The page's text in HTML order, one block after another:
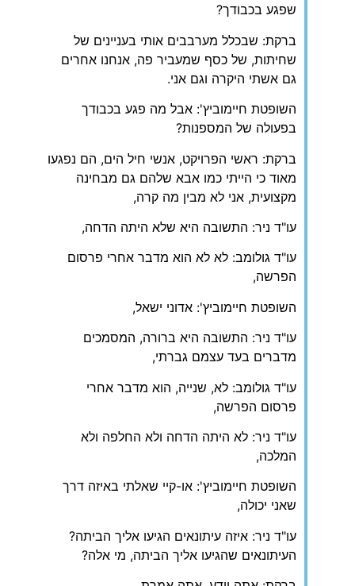
שפגע בכבודך?
ברקת: שבכלל מערבבים אותי בעניינים של
שחיתות, של כסף שמעביר פה, אנחנו אחרים
גם אשתי היקרה וגם אני.
השופטת חיימוביץ': אבל מה פגע בכבודך
בפעולה של המספנות?
ברקת: ראשי הפרויקט, אנשי חיל הים, הם נפגעו
מאוד כי הייתי כמו אבא שלהם גם מבחינה
מקצועית, אני לא מבין מה קרה,
עו"ד ניר: התשובה היא שלא היתה הדחה,
עו"ד גולומב: לא לא הוא מדבר אחרי פרסום
הפרשה,
השופטת חיימוביץ': אדוני ישאל,
עו"ד ניר: התשובה היא ברורה, המסמכים
מדברים בעד עצמם גברתי,
עו"ד גולומב: לא, שנייה, הוא מדבר אחרי
פרסום הפרשה,
עו"ד ניר: לא היתה הדחה ולא החלפה ולא
המלכה,
השופטת חיימוביץ': או-קיי שאלתי באיזה דרך
שאני יכולה,
עו"ד ניר: איזה עיתונאים הגיעו אליך הביתה?
העיתונאים שהגיעו אליך הביתה, מי אלה?